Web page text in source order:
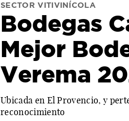
SECTOR VITIVINÍCOLA
Bodegas
Mejor
Verema
Ubicada en El Provencio, y
reconocimiento